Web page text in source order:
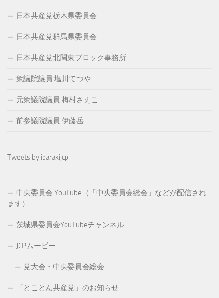
日本共産党栃木県委員会
日本共産党群馬県委員会
日本共産党北関東ブロック事務所
衆議院議員 塩川てつや
元衆議院議員 梅村さえこ
前参議院議員 伊藤岳
Tweets by ibarakijcp
中央委員会 YouTube（「中央委員会総会」などが配信され
ます）
茨城県委員会YouTubeチャンネル
JCPムービー
党大会・中央委員会総会
「とことん共産党」のお知らせ